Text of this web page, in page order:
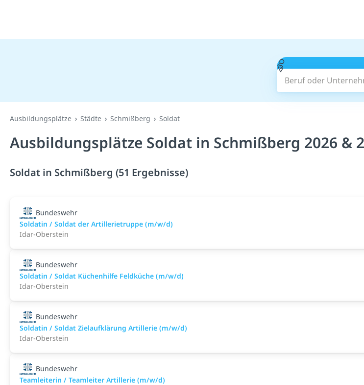
Beruf oder
Ausbildungsplätze Städte Schmißberg Soldat
Ausbildungsplätze Soldat in Schmißberg 2026 &
Soldat in Schmißberg (51 Ergebnisse)
Bundeswehr
Soldatin / Soldat der Artillerietruppe (m/w/d)
Idar-Oberstein
Bundeswehr
Soldatin / Soldat Küchenhilfe Feldküche (m/w/d)
Idar-Oberstein
Bundeswehr
Soldatin / Soldat Zielaufklärung Artillerie (m/w/d)
Idar-Oberstein
Bundeswehr
Teamleiterin / Teamleiter Artillerie (m/w/d)